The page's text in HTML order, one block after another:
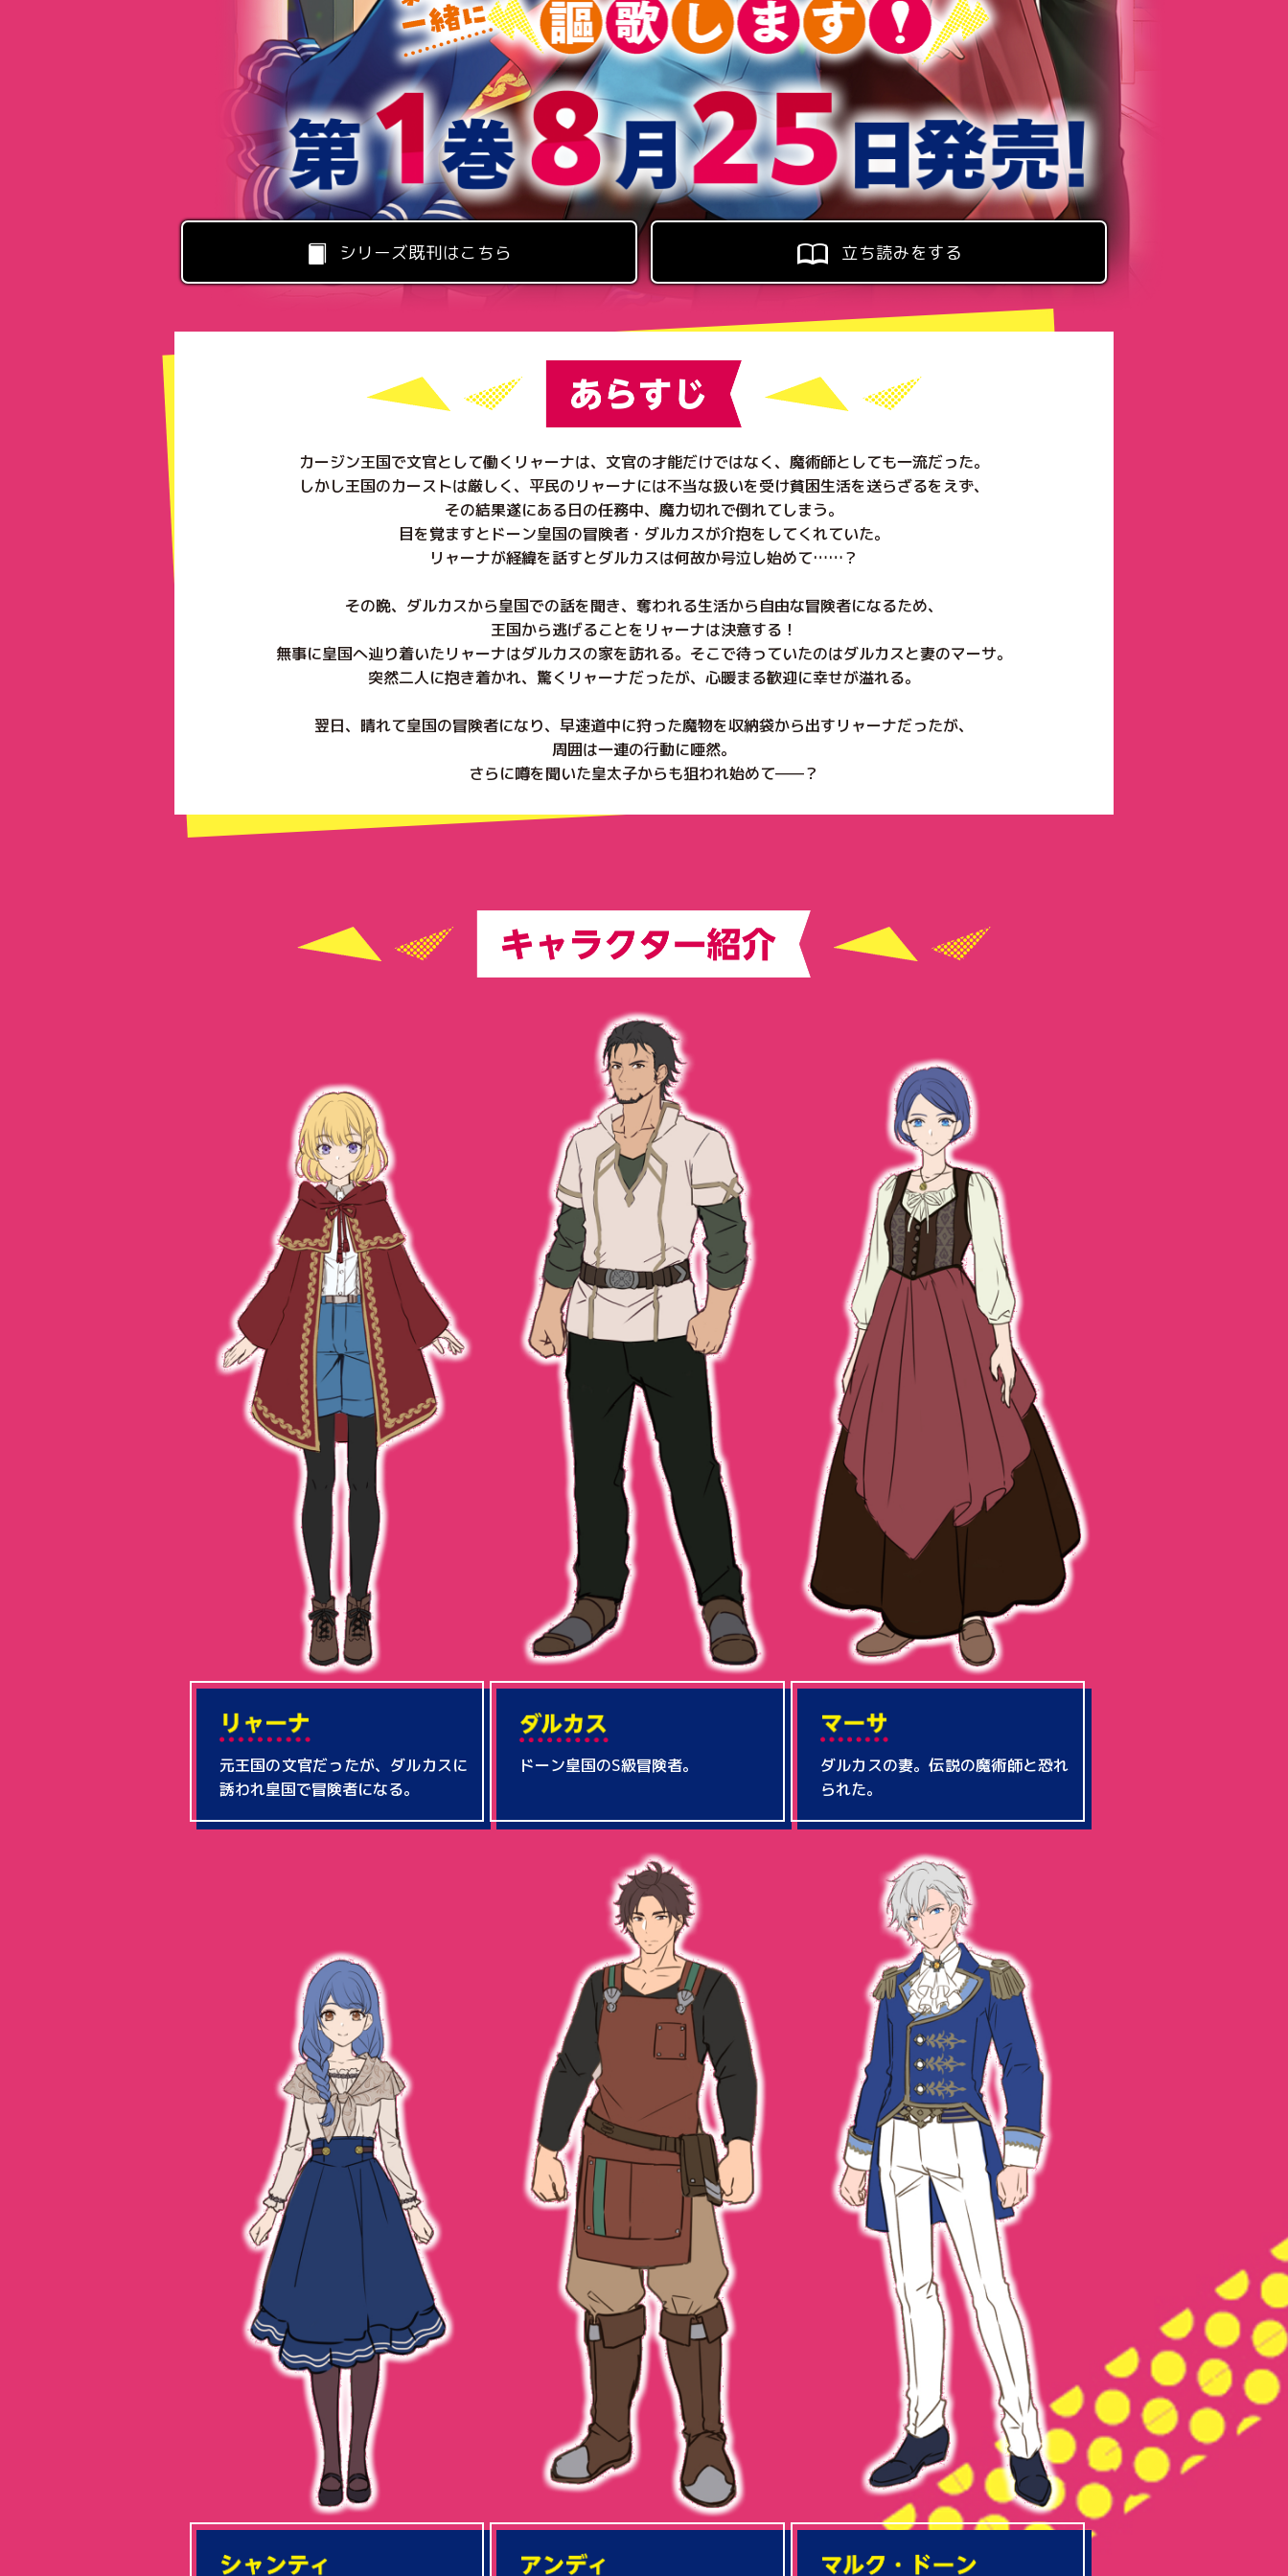
シリーズ既刊はこちら 立ち読みをする
カージン王国で文官として働くリャーナは、文官の才能だけではなく、魔術師としても一流だった。
しかし王国のカーストは厳しく、平民のリャーナには不当な扱いを受け貧困生活を送らざるをえず、
その結果遂にある日の任務中、魔力切れで倒れてしまう。
目を覚ますとドーン皇国の冒険者・ダルカスが介抱をしてくれていた。
リャーナが経緯を話すとダルカスは何故か号泣し始めて……？
その晩、ダルカスから皇国での話を聞き、奪われる生活から自由な冒険者になるため、
王国から逃げることをリャーナは決意する！
無事に皇国へ辿り着いたリャーナはダルカスの家を訪れる。そこで待っていたのはダルカスと妻のマーサ。
突然二人に抱き着かれ、驚くリャーナだったが、心暖まる歓迎に幸せが溢れる。
翌日、晴れて皇国の冒険者になり、早速道中に狩った魔物を収納袋から出すリャーナだったが、
周囲は一連の行動に唖然。
さらに噂を聞いた皇太子からも狙われ始めて——？
元王国の文官だったが、ダルカスに
誘われ皇国で冒険者になる。
ドーン皇国のS級冒険者。
ダルカスの妻。伝説の魔術師と恐れ
られた。